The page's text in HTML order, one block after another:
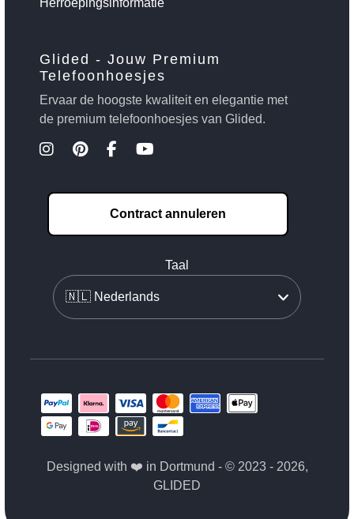
Glided - Jouw Premium
Telefoonhoesjes
Ervaar de hoogste kwaliteit en elegantie met
de premium telefoonhoesjes van Glided.
Contract annuleren
Taal
Designed with ❤️ in Dortmund - © 2023 - 2026,
GLIDED